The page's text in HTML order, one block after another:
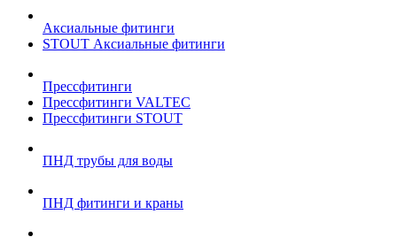
Аксиальные фитинги
STOUT Аксиальные фитинги
Прессфитинги
Прессфитинги VALTEC
Прессфитинги STOUT
ПНД трубы для воды
ПНД фитинги и краны